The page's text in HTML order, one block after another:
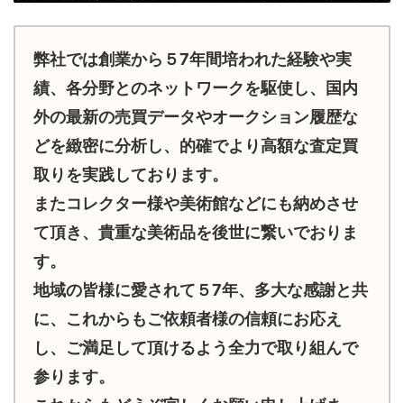
弊社では創業から５7年間培われた経験や実
績、各分野とのネットワークを駆使し、国内
外の最新の売買データやオークション履歴な
どを緻密に分析し、的確でより高額な査定買
取りを実践しております。
またコレクター様や美術館などにも納めさせ
て頂き、貴重な美術品を後世に繋いでおりま
す。
地域の皆様に愛されて５7年、多大な感謝と共
に、これからもご依頼者様の信頼にお応え
し、ご満足して頂けるよう全力で取り組んで
参ります。